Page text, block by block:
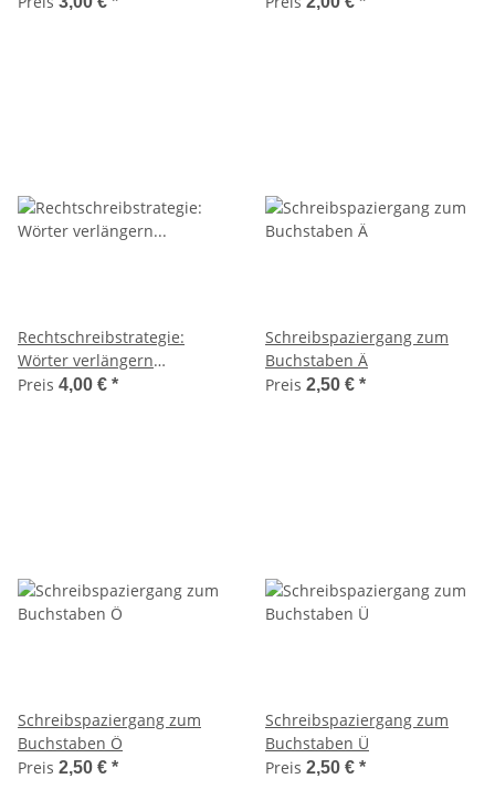
Rechtschreibstrategie:
Wörter verlängern
(Wortendungen)
Preis 4,00 € *
Schreibspaziergang zum
Buchstaben Ä
Preis 2,50 € *
Schreibspaziergang zum
Buchstaben Ö
Preis 2,50 € *
Schreibspaziergang zum
Buchstaben Ü
Preis 2,50 € *